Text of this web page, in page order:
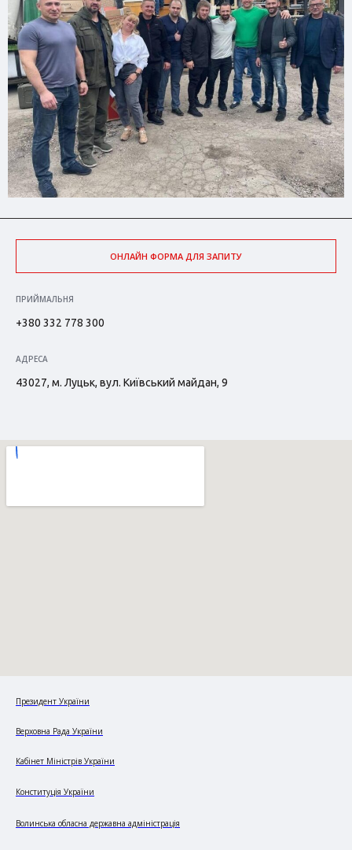
ОНЛАЙН ФОРМА ДЛЯ ЗАПИТУ
ПРИЙМАЛЬНЯ
+380 332 778 300
АДРЕСА
43027, м. Луцьк, вул. Київський майдан, 9
Президент України
Верховна Рада України
Кабінет Міністрів України
Конституція України
Волинська обласна державна адміністрація